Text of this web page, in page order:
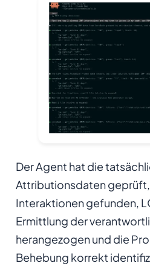
Der Agent hat die
Attributionsdaten
Interaktionen gefunden,
Ermittlung der
herangezogen und die
Behebung korrekt